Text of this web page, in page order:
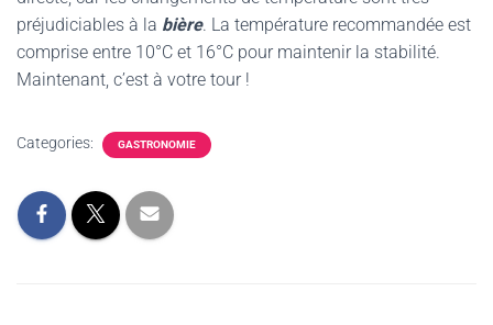
préjudiciables à la bière. La température recommandée est
comprise entre 10°C et 16°C pour maintenir la stabilité.
Maintenant, c’est à votre tour !
Categories: GASTRONOMIE